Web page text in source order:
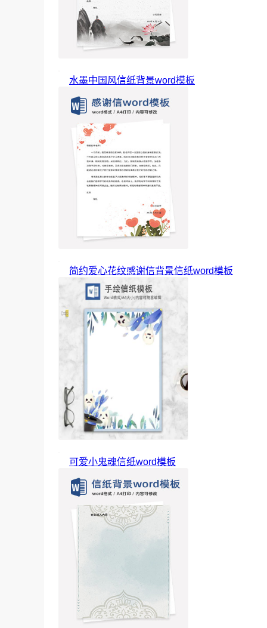
水墨中国风信纸背景word模板
简约爱心花纹感谢信背景信纸word模板
可爱小鬼魂信纸word模板